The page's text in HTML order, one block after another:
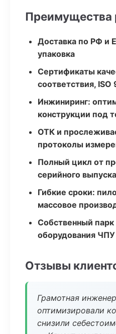
Преимущества
Доставка по РФ и
упаковка
Сертификаты
соответствия, ISO
Инжиниринг:
конструкции под
ОТК и
протоколы
Полный цикл от
серийного выпуска
Гибкие сроки:
массовое
Собственный
оборудования ЧПУ
Отзывы
Грамотная
оптимизировали
снизили